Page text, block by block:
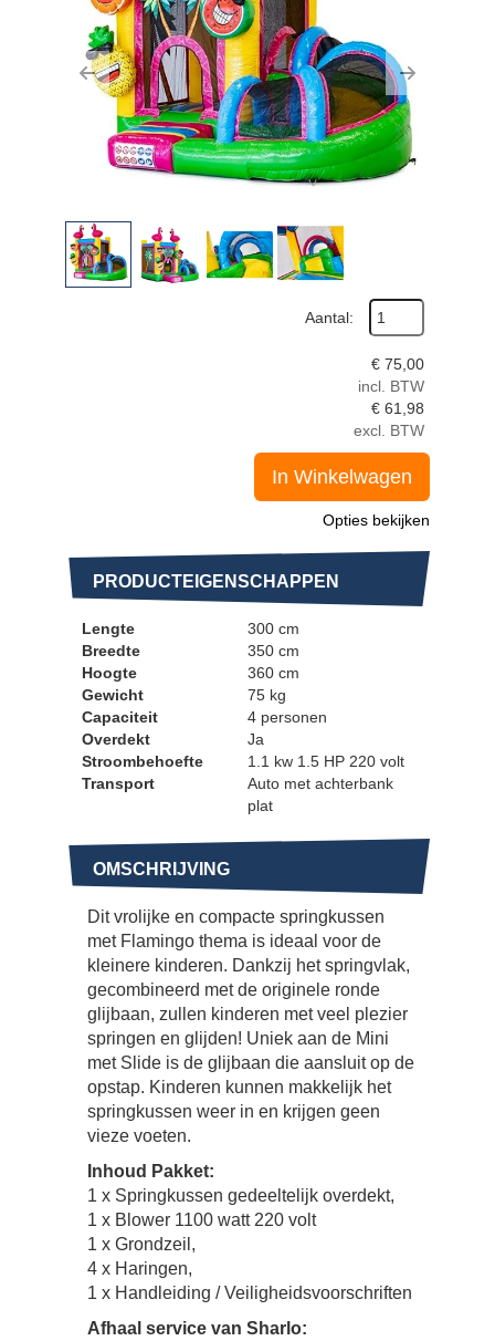
Previous Next
Aantal:
€ 75,00
incl. BTW
€ 61,98
excl. BTW
In Winkelwagen
Opties bekijken
PRODUCTEIGENSCHAPPEN
Lengte
300 cm
Breedte
350 cm
Hoogte
360 cm
Gewicht
75 kg
Capaciteit
4 personen
Overdekt
Ja
Stroombehoefte
1.1 kw 1.5 HP 220 volt
Transport
Auto met achterbank
plat
OMSCHRIJVING
Dit vrolijke en compacte springkussen
met Flamingo thema is ideaal voor de
kleinere kinderen. Dankzij het springvlak,
gecombineerd met de originele ronde
glijbaan, zullen kinderen met veel plezier
springen en glijden! Uniek aan de Mini
met Slide is de glijbaan die aansluit op de
opstap. Kinderen kunnen makkelijk het
springkussen weer in en krijgen geen
vieze voeten.
Inhoud Pakket:
1 x Springkussen gedeeltelijk overdekt,
1 x Blower 1100 watt 220 volt
1 x Grondzeil,
4 x Haringen,
1 x Handleiding / Veiligheidsvoorschriften
Afhaal service van Sharlo: